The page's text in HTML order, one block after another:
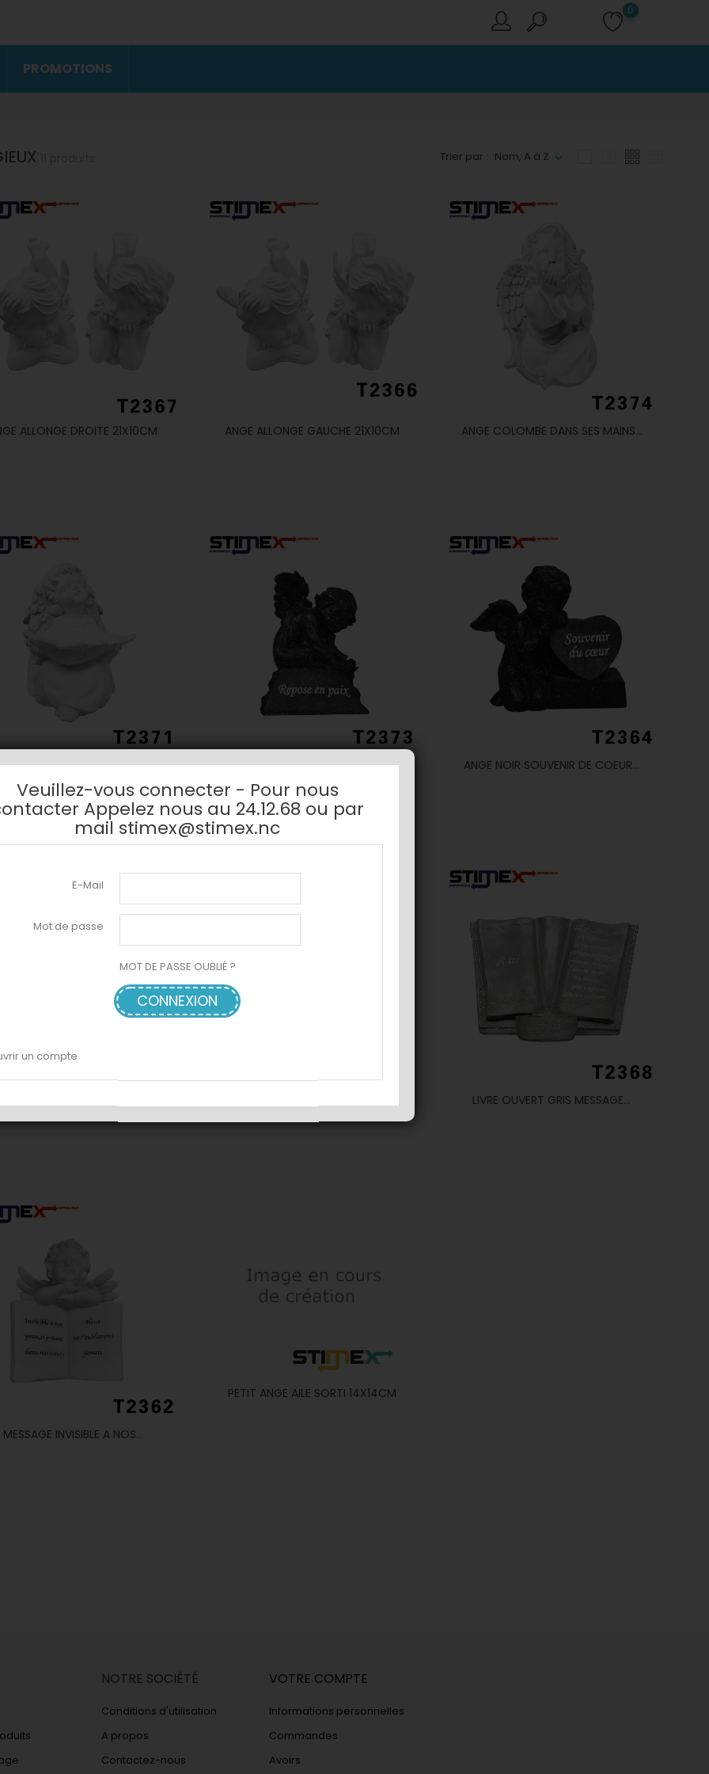
0
PROMOTIONS
Trier par : Nom, A à Z
ALLONGE DROITE 21X10CM ANGE ALLONGE GAUCHE 21X10CM ANGE COLOMBE DANS SES MAINS...
ANGE FEUILLE 20X14CM ANGE NOIR PENSIF REPOSE EN... ANGE NOIR SOUVENIR DE COEUR...
LIVRE OUVERT GRIS MESSAGE...
MESSAGE INVISIBLE A NOS...
PETIT ANGE AILE SORTI 14X14CM
Veuillez-vous connecter - Pour nous
Appelez nous au 24.12.68 ou par
mail stimex@stimex.nc
E-Mail
Mot de passe
MOT DE PASSE OUBLIÉ ?
CONNEXION
un compte
NOTRE SOCIÉTÉ
Conditions d'utilisation
A propos
Contactez-nous
VOTRE COMPTE
Informations personnelles
Commandes
Avoirs